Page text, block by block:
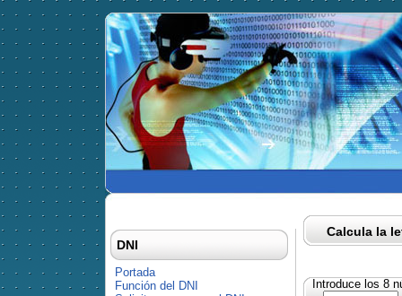
Calcula la
Introduce los 8
DNI
Portada
Función del DNI